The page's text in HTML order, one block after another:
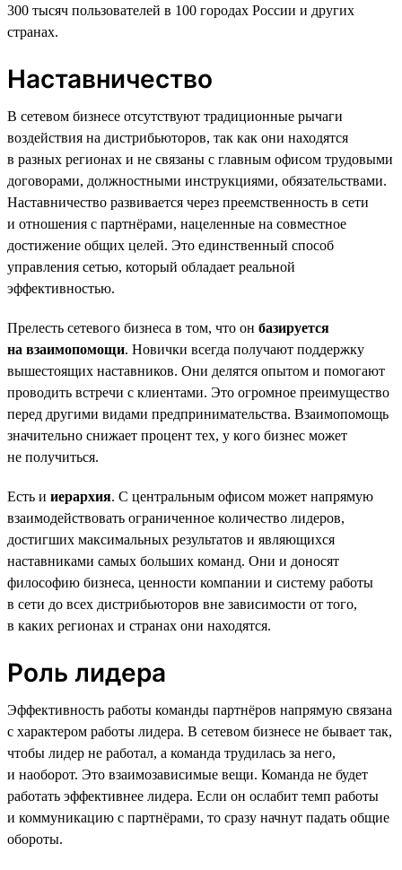
300 тысяч пользователей в 100 городах России и других
странах.
Наставничество
В сетевом бизнесе отсутствуют традиционные рычаги
воздействия на дистрибьюторов, так как они находятся
в разных регионах и не связаны с главным офисом трудовыми
договорами, должностными инструкциями, обязательствами.
Наставничество развивается через преемственность в сети
и отношения с партнёрами, нацеленные на совместное
достижение общих целей. Это единственный способ
управления сетью, который обладает реальной
эффективностью.
Прелесть сетевого бизнеса в том, что он базируется
на взаимопомощи. Новички всегда получают поддержку
вышестоящих наставников. Они делятся опытом и помогают
проводить встречи с клиентами. Это огромное преимущество
перед другими видами предпринимательства. Взаимопомощь
значительно снижает процент тех, у кого бизнес может
не получиться.
Есть и иерархия. С центральным офисом может напрямую
взаимодействовать ограниченное количество лидеров,
достигших максимальных результатов и являющихся
наставниками самых больших команд. Они и доносят
философию бизнеса, ценности компании и систему работы
в сети до всех дистрибьюторов вне зависимости от того,
в каких регионах и странах они находятся.
Роль лидера
Эффективность работы команды партнёров напрямую связана
с характером работы лидера. В сетевом бизнесе не бывает так,
чтобы лидер не работал, а команда трудилась за него,
и наоборот. Это взаимозависимые вещи. Команда не будет
работать эффективнее лидера. Если он ослабит темп работы
и коммуникацию с партнёрами, то сразу начнут падать общие
обороты.